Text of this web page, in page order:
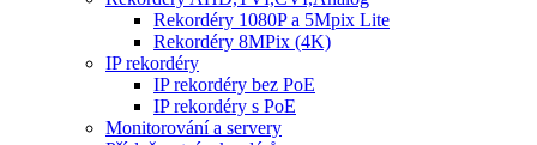
Rekordéry 1080P a 5Mpix Lite
Rekordéry 8MPix (4K)
IP rekordéry
IP rekordéry bez PoE
IP rekordéry s PoE
Monitorování a servery